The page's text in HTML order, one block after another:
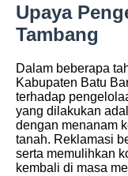
Upaya
Tambang
Dalam beberapa
Kabupaten Batu
terhadap
yang dilakukan
dengan menanam
tanah. Reklamasi
serta memulihkan
kembali di masa